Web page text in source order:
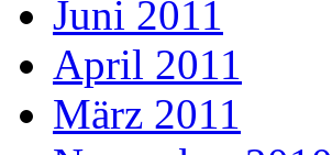
Juni 2011
April 2011
März 2011